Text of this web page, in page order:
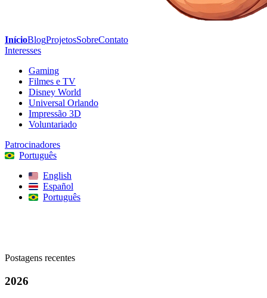
InícioBlogProjetosSobreContato
Interesses
Gaming
Filmes e TV
Disney World
Universal Orlando
Impressão 3D
Voluntariado
Patrocinadores
Português
English
Español
Português
Postagens recentes
2026